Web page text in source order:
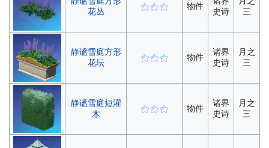
花丛
物件
史诗
三
静谧雪庭方形
花坛
物件
诸界
史诗
月之
三
静谧雪庭短灌
木
物件
诸界
史诗
月之
三